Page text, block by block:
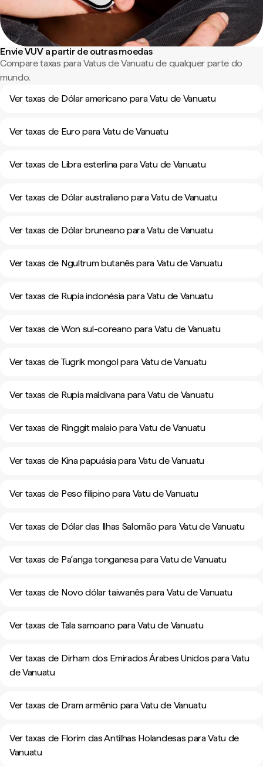
Envie VUV a partir de outras moedas
Compare taxas para Vatus de Vanuatu de qualquer parte do
mundo.
Ver taxas de Dólar americano para Vatu de Vanuatu
Ver taxas de Euro para Vatu de Vanuatu
Ver taxas de Libra esterlina para Vatu de Vanuatu
Ver taxas de Dólar australiano para Vatu de Vanuatu
Ver taxas de Dólar bruneano para Vatu de Vanuatu
Ver taxas de Ngultrum butanês para Vatu de Vanuatu
Ver taxas de Rupia indonésia para Vatu de Vanuatu
Ver taxas de Won sul-coreano para Vatu de Vanuatu
Ver taxas de Tugrik mongol para Vatu de Vanuatu
Ver taxas de Rupia maldivana para Vatu de Vanuatu
Ver taxas de Ringgit malaio para Vatu de Vanuatu
Ver taxas de Kina papuásia para Vatu de Vanuatu
Ver taxas de Peso filipino para Vatu de Vanuatu
Ver taxas de Dólar das Ilhas Salomão para Vatu de Vanuatu
Ver taxas de Paʻanga tonganesa para Vatu de Vanuatu
Ver taxas de Novo dólar taiwanês para Vatu de Vanuatu
Ver taxas de Tala samoano para Vatu de Vanuatu
Ver taxas de Dirham dos Emirados Árabes Unidos para Vatu
de Vanuatu
Ver taxas de Dram armênio para Vatu de Vanuatu
Ver taxas de Florim das Antilhas Holandesas para Vatu de
Vanuatu